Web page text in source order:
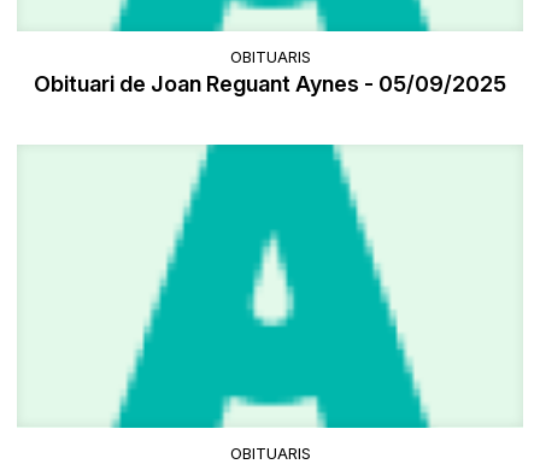
OBITUARIS
Obituari de Joan Reguant Aynes - 05/09/2025
OBITUARIS